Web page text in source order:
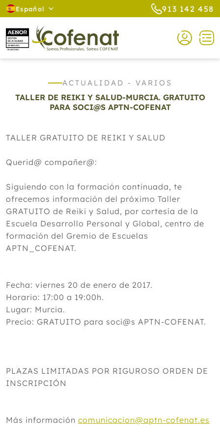
Español 913 142 458
ACTUALIDAD - VARIOS
TALLER DE REIKI Y SALUD-MURCIA. GRATUITO
PARA SOCI@S APTN-COFENAT
TALLER GRATUITO DE REIKI Y SALUD
Querid@ compañer@:
Siguiendo con la formación continuada, te
ofrecemos información del próximo Taller
GRATUITO de Reiki y Salud, por cortesía de la
Escuela Desarrollo Personal y Global, centro de
formación del Gremio de Escuelas
APTN_COFENAT.
Fecha: viernes 20 de enero de 2017.
Horario: 17:00 a 19:00h.
Lugar: Murcia.
Precio: GRATUITO para soci@s APTN-COFENAT.
PLAZAS LIMITADAS POR RIGUROSO ORDEN DE
INSCRIPCIÓN
Más información comunicacion@aptn-cofenat.es